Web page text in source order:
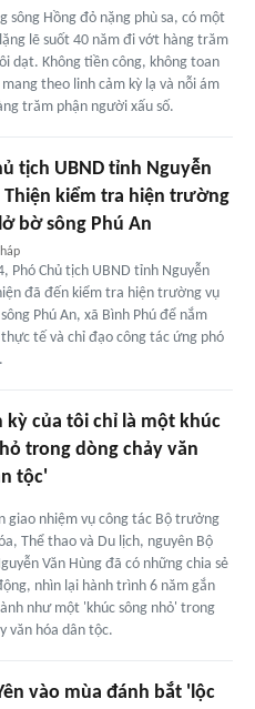
sông Hồng đỏ nặng phù sa, có một
lẽ suốt 40 năm đi vớt hàng trăm
dạt. Không tiền công, không toan
theo linh cảm kỳ lạ và nỗi ám
trăm phận người xấu số.
tịch UBND tỉnh Nguyễn
Thiện kiểm tra hiện trường
bờ sông Phú An
Phó Chủ tịch UBND tỉnh Nguyễn
đã đến kiểm tra hiện trường vụ
Phú An, xã Bình Phú để nắm
tế và chỉ đạo công tác ứng phó
kỳ của tôi chỉ là một khúc
trong dòng chảy văn
tộc'
giao nhiệm vụ công tác Bộ trưởng
Thể thao và Du lịch, nguyên Bộ
Văn Hùng đã có những chia sẻ
nhìn lại hành trình 6 năm gắn
như một 'khúc sông nhỏ' trong
văn hóa dân tộc.
vào mùa đánh bắt 'lộc